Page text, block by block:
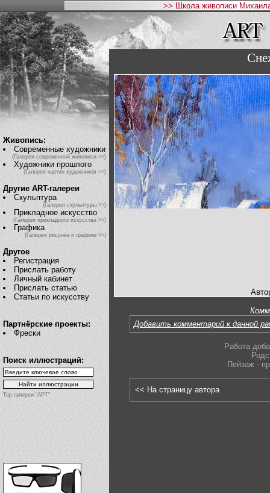
>> Школа живописи
Живопись:
Современные художники
(Галерея современной живописи >>)
Художники прошлого
(Галерея картин художников >>)
Другие ART-галереи
Скульптура
(Галерея скульптуры >>)
Прикладное искусство
(Галерея прикладного искусства >>)
Графика
(Галерея рисунка и графики >>)
Другое
Регистрация
Прислать работу
Личный кабинет
Прислать статью
Статьи по искусству
Партнёрские проекты:
Фрески
Поиск иллюстраций:
Top галереи "АРТ"
Добавить комментарий к данной
Работа
Пейзаж -
<< На страницу автора